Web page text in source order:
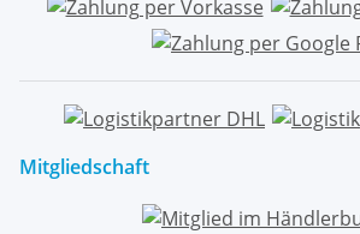
Mitgliedschaft